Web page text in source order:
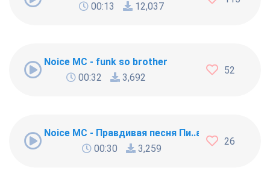
00:13
12,037
Noice MC - funk so brother
00:32
3,692
52
Noice MC - Правдивая песня Пи..абола
00:30
3,259
26